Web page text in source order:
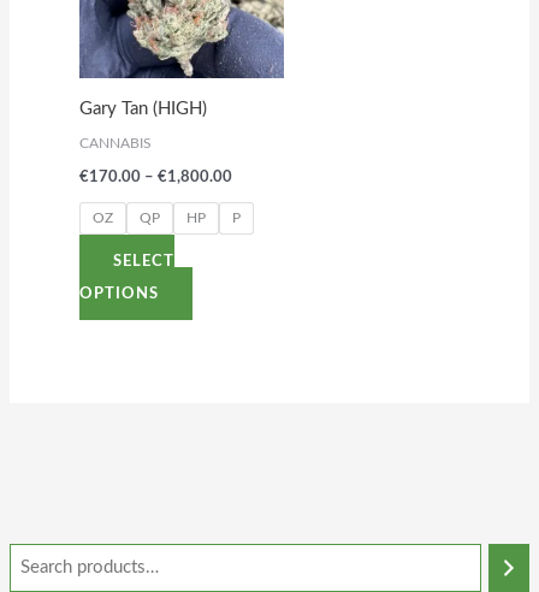
Gary Tan (HIGH)
CANNABIS
€170.00 – €1,800.00
OZ QP HP P
SELECT
OPTIONS
variants.
The
options
may
chosen
on